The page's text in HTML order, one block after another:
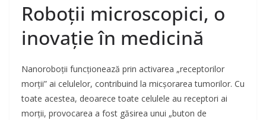
Roboții microscopici, o
inovație în medicină
Nanoroboții funcționează prin activarea „receptorilor
morții” ai celulelor, contribuind la micșorarea tumorilor. Cu
toate acestea, deoarece toate celulele au receptori ai
morții, provocarea a fost găsirea unui „buton de